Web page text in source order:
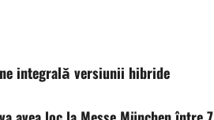
integrală versiunii hibride